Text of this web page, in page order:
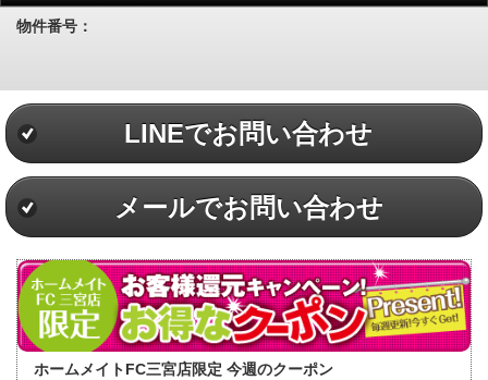
物件番号：
LINEでお問い合わせ
メールでお問い合わせ
ホームメイトFC三宮店限定 今週のクーポン